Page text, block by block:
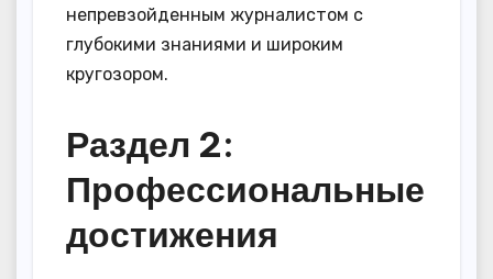
непревзойденным журналистом с
глубокими знаниями и широким
кругозором.
Раздел 2:
Профессиональные
достижения